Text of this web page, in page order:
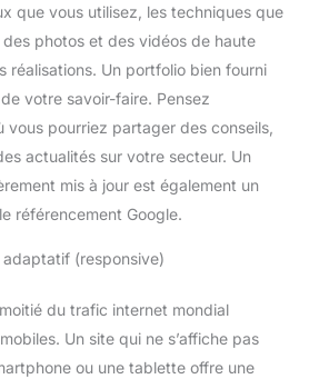
que vous utilisez, les techniques que
photos et des vidéos de haute
réalisations. Un portfolio bien fourni
votre savoir-faire. Pensez
vous pourriez partager des conseils,
actualités sur votre secteur. Un
mis à jour est également un
référencement Google.
adaptatif (responsive)
du trafic internet mondial
Un site qui ne s’affiche pas
ou une tablette offre une